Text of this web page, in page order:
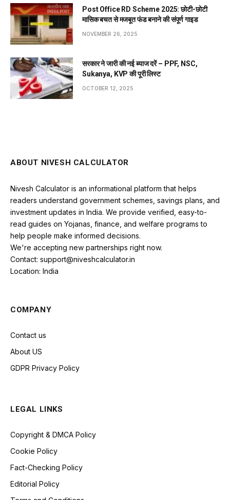
Post Office RD Scheme 2025: छोटी-छोटी
मासिक बचत से मजबूत फंड बनाने की संपूर्ण गाइड
NOVEMBER 26, 2025
सरकार ने जारी की नई ब्याज दरें – PPF, NSC,
Sukanya, KVP की पूरी लिस्ट
OCTOBER 12, 2025
ABOUT NIVESH CALCULATOR
Nivesh Calculator is an informational platform that helps
readers understand government schemes, savings plans, and
investment updates in India. We provide verified, easy-to-
read guides on Yojanas, finance, and welfare programs to
help people make informed decisions.
We're accepting new partnerships right now.
Contact: support@niveshcalculator.in
Location: India
COMPANY
Contact us
About US
GDPR Privacy Policy
LEGAL LINKS
Copyright & DMCA Policy
Cookie Policy
Fact-Checking Policy
Editorial Policy